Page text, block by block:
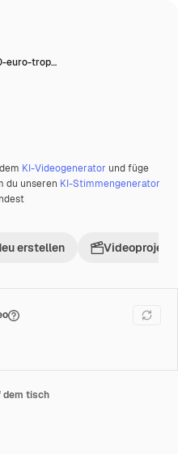
euro-trop…
KI-Videogenerator und füge
du unseren KI-Stimmengenerator
erstellen Videoprojekt
dem tisch